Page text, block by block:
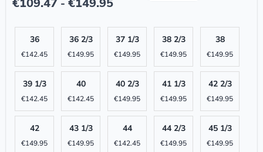
-
36
€142.45
36 2/3
€149.95
37 1/3
€149.95
38 2/3
€149.95
38
€149.95
39 1/3
€142.45
40
€142.45
40 2/3
€149.95
41 1/3
€149.95
42 2/3
€149.95
42
€149.95
43 1/3
€149.95
44
€142.45
44 2/3
€149.95
45 1/3
€149.95